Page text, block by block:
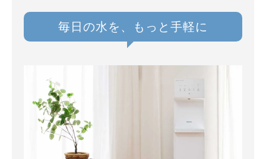
毎日の水を、もっと手軽に